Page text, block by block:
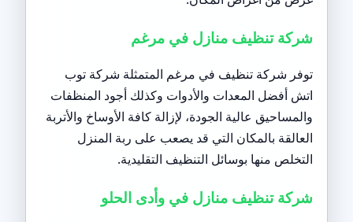
شركة تنظيف منازل في مرغم
توفر شركة تنظيف في مرغم المتمثلة شركة توب
اتش أفضل المعدات والأدوات وكذلك أجود المنظفات
والمساحيق عالية الجودة، لإزالة كافة الأوساخ والأتربة
العالقة بالمكان التي قد يصعب على ربة المنزل
التخلص منها بوسائل التنظيف التقليدية.
شركة تنظيف منازل في وأدى الحلو